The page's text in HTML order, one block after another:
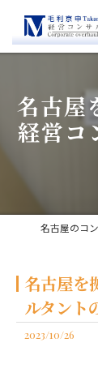
名古屋
経営コ
名古屋を
ルタント
2023/10/26